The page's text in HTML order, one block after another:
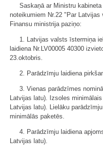
Saskaņā ar Ministru
noteikumiem Nr.22 "Par
Finansu ministrija paziņo:
1. Latvijas valsts īstermiņa
laidiena Nr.LV00005 40300
23.oktobris.
2. Parādzīmju laidiena
3. Vienas parādzīmes
Latvijas latu). Izsoles
Latvijas latu). Lielāku
minimālās paketēs.
4. Parādzīmju laidiena
Latvijas latu).